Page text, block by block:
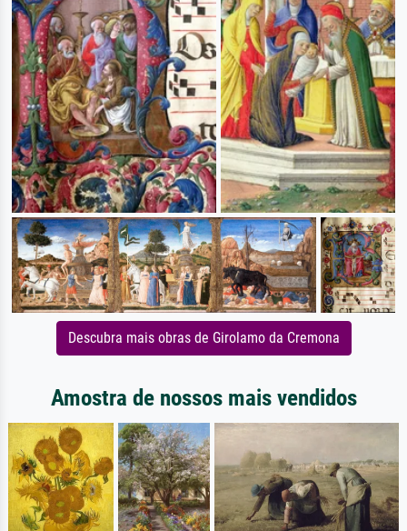
Descubra mais obras de Girolamo da Cremona
Amostra de nossos mais vendidos